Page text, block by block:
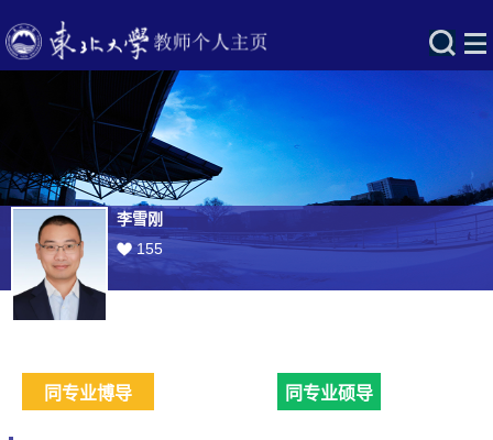
李雪刚
155
同专业博导 同专业硕导